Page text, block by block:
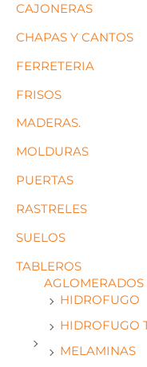
CAJONERAS
CHAPAS Y CANTOS
FERRETERIA
FRISOS
MADERAS.
MOLDURAS
PUERTAS
RASTRELES
SUELOS
TABLEROS
AGLOMERADOS
HIDROFUGO
HIDROFUGO
MELAMINAS